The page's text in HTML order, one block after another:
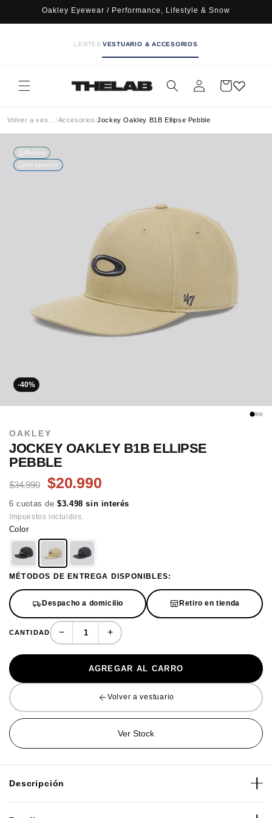
directamente
al contenido
Oakley Eyewear / Performance, Lifestyle & Snow
LENTES VESTUARIO & ACCESORIOS
Iniciar
sesión
Carrito
/Accesorios/Jockey Oakley B1B Ellipse Pebble
Retiro
Despacho
-40%
OAKLEY
JOCKEY OAKLEY B1B ELLIPSE
PEBBLE
$34.990 $20.990
6 cuotas de$3.498 sin interés
Impuestos incluidos.
Color
MÉTODOS DE ENTREGA DISPONIBLES:
Despacho a domicilio Retiro en tienda
CANTIDAD − +
AGREGAR AL CARRO
Volver a vestuario
Ver Stock
Descripción